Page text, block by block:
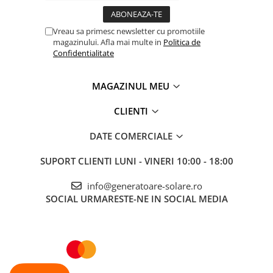
Accesorii instrumente de masura
Camere TermiceVreau sa primesc newsletter cu promotiile
magazinului. Afla mai multe in Politica de
Confidentialitate
MAGAZINUL MEU
CLIENTI
DATE COMERCIALE
SUPORT CLIENTI LUNI - VINERI 10:00 - 18:00
info@generatoare-solare.ro
SOCIAL URMARESTE-NE IN SOCIAL MEDIA